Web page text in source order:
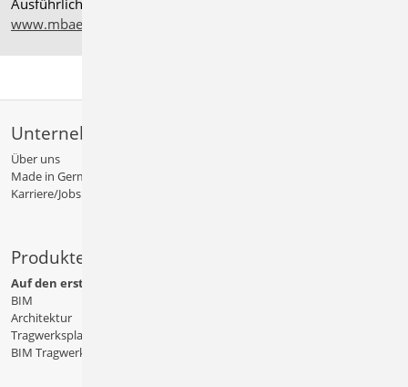
Ausführliche Informationen auf
www.mbaec.de/service/systemvoraussetzungen
Unternehmen
Über uns
Made in Germany
Karriere/Jobs
Produkte
Auf den ersten Blick
BIM
Architektur
Tragwerksplanung
BIM Tragwerksplanung